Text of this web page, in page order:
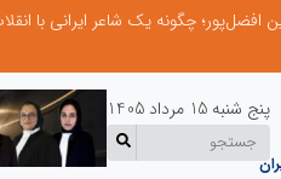
پنج شنبه 15 مرداد 1405